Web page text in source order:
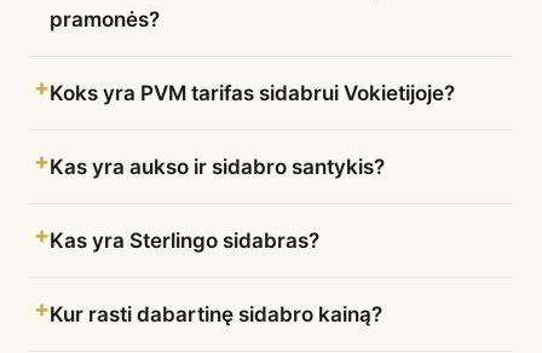
pramonės?
Koks yra PVM tarifas sidabrui Vokietijoje?
Kas yra aukso ir sidabro santykis?
Kas yra Sterlingo sidabras?
Kur rasti dabartinę sidabro kainą?